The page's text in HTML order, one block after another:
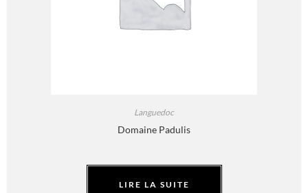
Languedoc
Domaine Padulis
LIRE LA SUITE